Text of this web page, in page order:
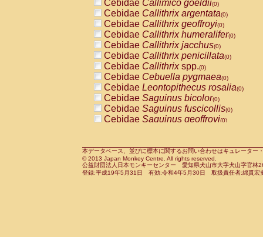
PitheciidaeCallicebus torquatus
PitheciidaeCallicebusspp.(0)
PitheciidaeChiropotes satanas(0)
PitheciidaePithecia monachus
PitheciidaePithecia pithecia(0)
CercopithecidaeCercocebus agilis
CercopithecidaeCercocebus
CercopithecidaeCercocebus
CercopithecidaeCercocebus
CercopithecidaeCercocebus
CercopithecidaeCercocebushybrid
CercopithecidaePapio anubis(0)
CercopithecidaePapio cynocephalus
CercopithecidaePapio hamadryas(0)
Cebidae Callimico goeldii(0)
Cebidae Callithrix argentata(0)
Cebidae Callithrix geoffroyi(0)
Cebidae Callithrix humeralifer(0)
Cebidae Callithrix jacchus(0)
Cebidae Callithrix penicillata(0)
Cebidae Callithrixspp.(0)
Cebidae Cebuella pygmaea(0)
Cebidae Leontopithecus rosalia(0)
Cebidae Saguinus bicolor(0)
Cebidae Saguinus fuscicollis(0)
Cebidae Saguinus geoffroyi(0)
CebidaeSaguinus leucopus(0)
CebidaeSaguinus midas(0)
Cebidae Saguinus mystax(0)
本データベース、並びに標本に関するお問い合わせはキュレータ
© 2013 Japan Monkey Centre. All rights reserved.
公益財団法人日本モンキーセンター 愛知県犬山市大字犬山字官
登録:平成19年5月31日 有効:令和4年5月30日 取扱責任者:綿貫宏